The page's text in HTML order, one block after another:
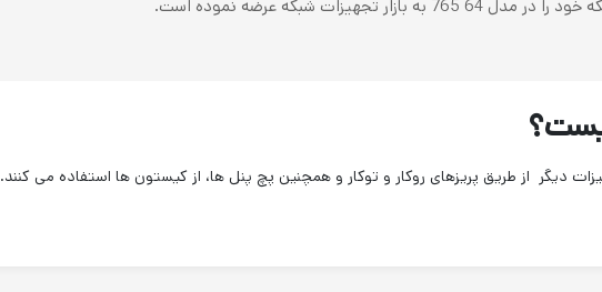
دیگر از طریق پریزهای روکار و توکار و همچنین پچ پنل ها، از کیستون ها استفاده می کنند.